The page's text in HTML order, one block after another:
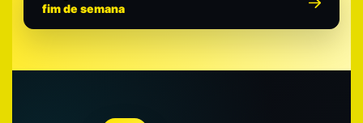
fim de semana